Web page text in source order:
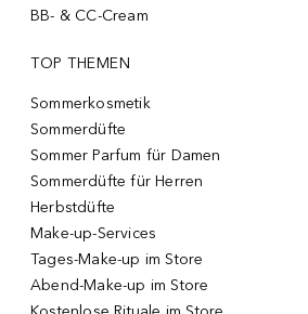
BB- & CC-Cream
TOP THEMEN
Sommerkosmetik
Sommerdüfte
Sommer Parfum für Damen
Sommerdüfte für Herren
Herbstdüfte
Make-up-Services
Tages-Make-up im Store
Abend-Make-up im Store